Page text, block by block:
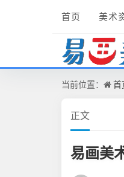
首页 美术
当前位置： 首
正文
易画美